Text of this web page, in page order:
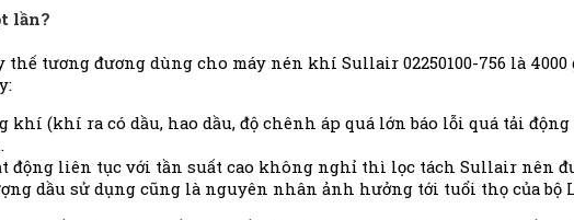
lần?
tương đương dùng cho máy nén khí Sullair 02250100-756 là
(khí ra có dầu, hao dầu, độ chênh áp quá lớn báo lỗi quá tải
liên tục với tần suất cao không nghỉ thì lọc tách Sullair nên
dầu sử dụng cũng là nguyên nhân ảnh hưởng tới tuổi thọ của bộ